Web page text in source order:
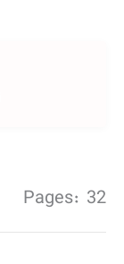
Pages: 32